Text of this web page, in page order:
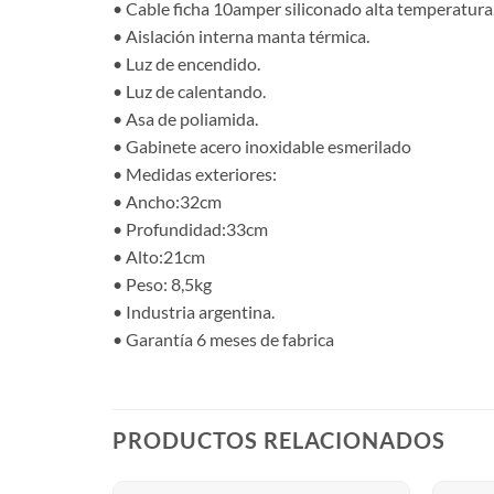
• Cable ficha 10amper siliconado alta
• Aislación interna manta térmica.
• Luz de encendido.
• Luz de calentando.
• Asa de poliamida.
• Gabinete acero inoxidable esmerilado
• Medidas exteriores:
• Ancho:32cm
• Profundidad:33cm
• Alto:21cm
• Peso: 8,5kg
• Industria argentina.
• Garantía 6 meses de fabrica
PRODUCTOS RELACIONADOS